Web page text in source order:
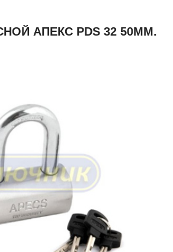
АПЕКС PDS 32 50ММ.